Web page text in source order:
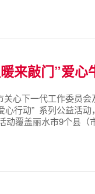
来敲门”爱
心下一代工作委员
心行动” 系列公益活
动覆盖丽水市9个县